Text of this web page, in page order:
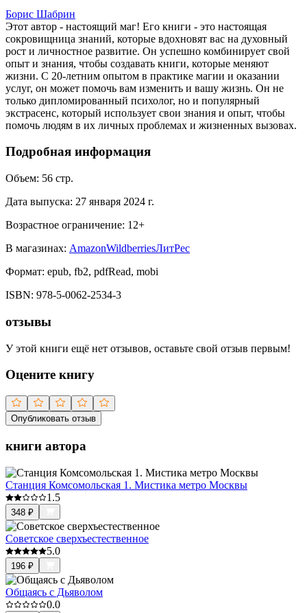
Борис Шабрин
Этот автор - настоящий маг! Его книги - это настоящая
сокровищница знаний, которые вдохновят вас на духовный
рост и личностное развитие. Он успешно комбинирует свой
опыт и знания, чтобы создавать книги, которые меняют
жизни. С 20-летним опытом в практике магии и оказании
услуг, он может помочь вам изменить и вашу жизнь. Он не
только дипломированный психолог, но и популярный
экстрасенс, который использует свои знания и опыт, чтобы
помочь людям в их личных проблемах и жизненных вызовах.
Подробная информация
Объем: 56 стр.
Дата выпуска: 27 января 2024 г.
Возрастное ограничение: 12+
В магазинах: AmazonWildberriesЛитРес
Формат: epub, fb2, pdfRead, mobi
ISBN: 978-5-0062-2534-3
отзывы
У этой книги ещё нет отзывов, оставьте свой отзыв первым!
Оцените книгу
Опубликовать отзыв
книги автора
Станция Комсомольская 1. Мистика метро Москвы
1.5
348 ₽
Советское сверхъестественное
5.0
196 ₽
Общаясь с Дьяволом
0.0